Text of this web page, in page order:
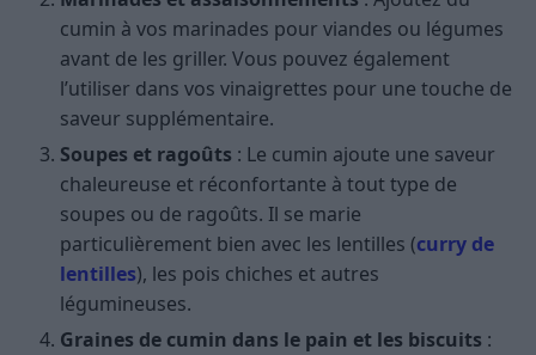
cumin à vos marinades pour viandes ou légumes
avant de les griller. Vous pouvez également
l’utiliser dans vos vinaigrettes pour une touche de
saveur supplémentaire.
Soupes et ragoûts : Le cumin ajoute une saveur
chaleureuse et réconfortante à tout type de
soupes ou de ragoûts. Il se marie
particulièrement bien avec les lentilles (curry de
lentilles), les pois chiches et autres
légumineuses.
Graines de cumin dans le pain et les biscuits :